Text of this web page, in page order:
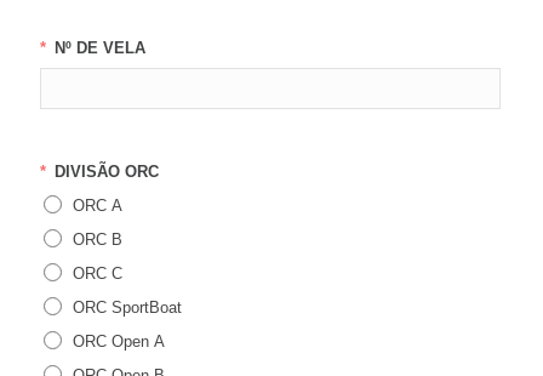
Nº DE VELA
DIVISÃO ORC
ORC A
ORC B
ORC C
ORC SportBoat
ORC Open A